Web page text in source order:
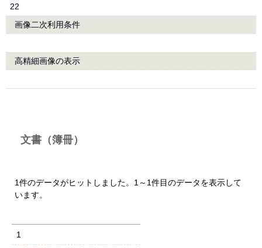
22
画像二次利用条件
高精細画像の表示
文書（簿冊）
1件のデータがヒットしました。1～1件目のデータを表示して
います。
1